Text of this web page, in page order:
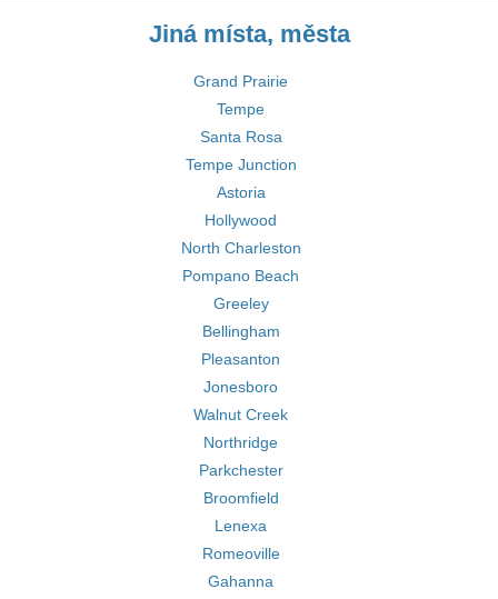
Jiná místa, města
Grand Prairie
Tempe
Santa Rosa
Tempe Junction
Astoria
Hollywood
North Charleston
Pompano Beach
Greeley
Bellingham
Pleasanton
Jonesboro
Walnut Creek
Northridge
Parkchester
Broomfield
Lenexa
Romeoville
Gahanna